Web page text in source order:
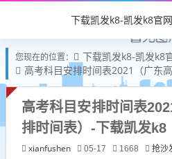
下载凯发k8-凯发k8官
您现在的位置： 下载凯发k8-凯发k8
高考科目安排时间表2021（广东
高考科目安排时间表
排时间表）-下载凯发k8
xianfushen 05-17 1668 抢沙